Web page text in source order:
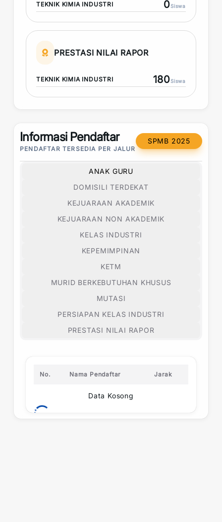
TEKNIK KIMIA INDUSTRI 0Siswa
PRESTASI NILAI RAPOR
TEKNIK KIMIA INDUSTRI 180Siswa
Informasi Pendaftar
PENDAFTAR TERSEDIA PER JALUR
SPMB 2025
ANAK GURU
DOMISILI TERDEKAT
KEJUARAAN AKADEMIK
KEJUARAAN NON AKADEMIK
KELAS INDUSTRI
KEPEMIMPINAN
KETM
MURID BERKEBUTUHAN KHUSUS
MUTASI
PERSIAPAN KELAS INDUSTRI
PRESTASI NILAI RAPOR
No. Nama Pendaftar Jarak
Data Kosong